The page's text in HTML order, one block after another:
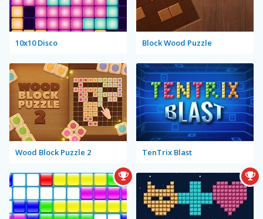
10x10 Disco Block Wood Puzzle
Wood Block Puzzle 2 TenTrix Blast